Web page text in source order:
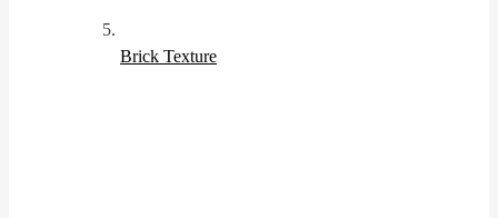
Brick Texture